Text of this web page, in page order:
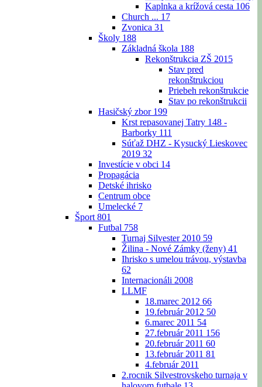
Kaplnka a krížová cesta 106
Church ... 17
Zvonica 31
Školy 188
Základná škola 188
Rekonštrukcia ZŠ 2015
Stav pred
rekonštrukciou
Priebeh rekonštrukcie
Stav po rekonštrukcii
Hasičský zbor 199
Krst repasovanej Tatry 148 -
Barborky 111
Súťaž DHZ - Kysucký Lieskovec
2019 32
Investície v obci 14
Propagácia
Detské ihrisko
Centrum obce
Umelecké 7
Šport 801
Futbal 758
Turnaj Silvester 2010 59
Žilina - Nové Zámky (ženy) 41
Ihrisko s umelou trávou, výstavba
62
Internacionáli 2008
LLMF
18.marec 2012 66
19.február 2012 50
6.marec 2011 54
27.február 2011 156
20.február 2011 60
13.február 2011 81
4.február 2011
2.rocnik Silvestrovskeho turnaja v